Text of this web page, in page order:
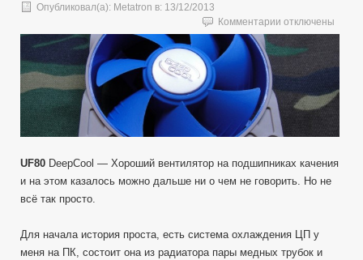
Опубликовал(а): Metatron в: 13/12/2013
Комментарии к
записи
UF80
DeepCool
—
Распаковка
вентилятора
80мм
на
качения.
Компьютерный
отключены
UF80 DeepCool — Хороший вентилятор на подшипниках качения
и на этом казалось можно дальше ни о чем не говорить. Но не
всё так просто.
Для начала история проста, есть система охлаждения ЦП у
меня на ПК, состоит она из радиатора пары медных трубок и